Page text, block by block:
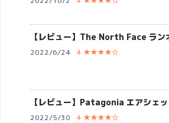
【レビュー】The North Face ラン
2022/6/24 4 ★★★★☆
【レビュー】Patagonia エアシェ
2022/5/30 4 ★★★★☆